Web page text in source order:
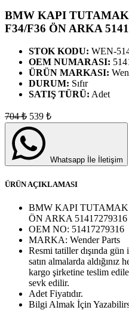
BMW KAPI TUTAMAK
F34/F36 ÖN ARKA
STOK KODU: WEN-
OEM NUMARASI:
ÜRÜN MARKASI:
DURUM: Sıfır
SATIŞ TÜRÜ: Adet
704₺ 539 ₺
Whatsapp İle İletişim
ÜRÜN AÇIKLAMASI
BMW KAPI TUTAMAK
ÖN ARKA 51417279316
OEM NO: 51417279316
MARKA: Wender Parts
Resmi tatiller dışında gün
satın almalarda aldığınız
kargo şirketine teslim
sevk edilir.
Adet Fiyatıdır.
Bilgi Almak İçin